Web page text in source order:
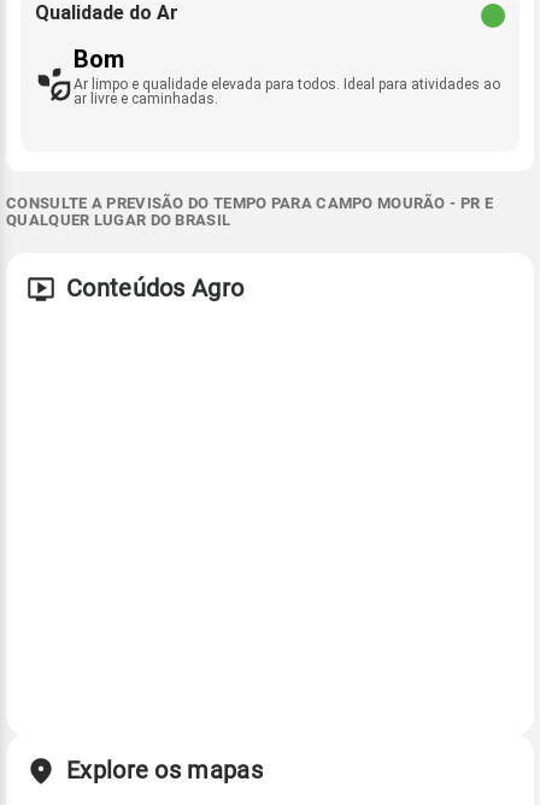
Qualidade do Ar
Bom
Ar limpo e qualidade elevada para todos. Ideal para atividades ao
ar livre e caminhadas.
CONSULTE A PREVISÃO DO TEMPO PARA CAMPO MOURÃO - PR E
QUALQUER LUGAR DO BRASIL
Conteúdos Agro
Explore os mapas